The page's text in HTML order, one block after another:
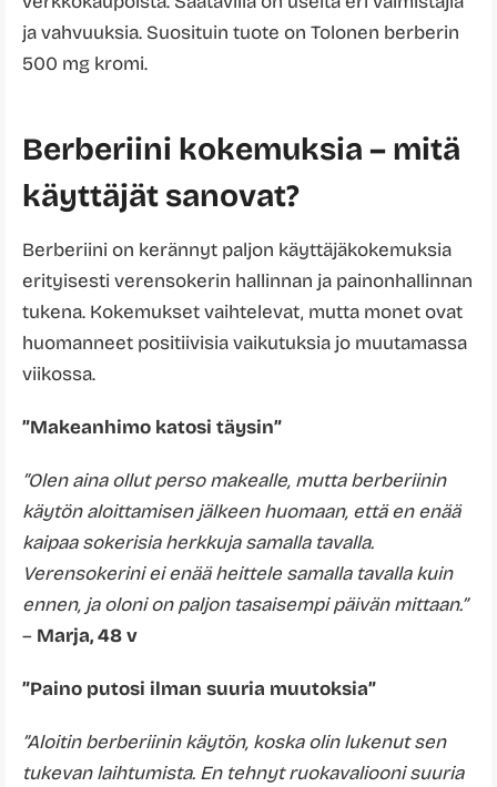
ja vahvuuksia. Suosituin tuote on Tolonen berberin
500 mg kromi.
Berberiini kokemuksia – mitä
käyttäjät sanovat?
Berberiini on kerännyt paljon käyttäjäkokemuksia
erityisesti verensokerin hallinnan ja painonhallinnan
tukena. Kokemukset vaihtelevat, mutta monet ovat
huomanneet positiivisia vaikutuksia jo muutamassa
viikossa.
”Makeanhimo katosi täysin”
”Olen aina ollut perso makealle, mutta berberiinin
käytön aloittamisen jälkeen huomaan, että en enää
kaipaa sokerisia herkkuja samalla tavalla.
Verensokerini ei enää heittele samalla tavalla kuin
ennen, ja oloni on paljon tasaisempi päivän mittaan.”
– Marja, 48 v
”Paino putosi ilman suuria muutoksia”
”Aloitin berberiinin käytön, koska olin lukenut sen
tukevan laihtumista. En tehnyt ruokavaliooni suuria